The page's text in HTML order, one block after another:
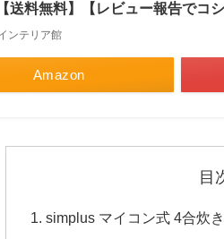
送料無料】【レビュー報告でコ
ンテリア館
Amazon
目
simplus マイコン式 4合炊